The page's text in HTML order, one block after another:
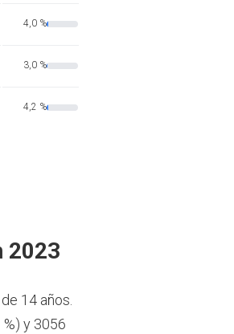
4,0 %
3,0 %
4,2 %
2023
14 años.
y 3056